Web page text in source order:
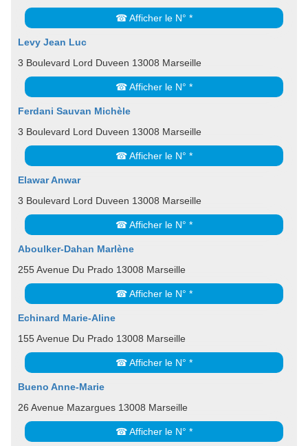
☎ Afficher le N° *
Levy Jean Luc
3 Boulevard Lord Duveen 13008 Marseille
☎ Afficher le N° *
Ferdani Sauvan Michèle
3 Boulevard Lord Duveen 13008 Marseille
☎ Afficher le N° *
Elawar Anwar
3 Boulevard Lord Duveen 13008 Marseille
☎ Afficher le N° *
Aboulker-Dahan Marlène
255 Avenue Du Prado 13008 Marseille
☎ Afficher le N° *
Echinard Marie-Aline
155 Avenue Du Prado 13008 Marseille
☎ Afficher le N° *
Bueno Anne-Marie
26 Avenue Mazargues 13008 Marseille
☎ Afficher le N° *